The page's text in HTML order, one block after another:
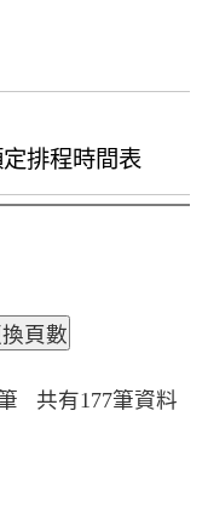
排程時間表
共有177筆資料